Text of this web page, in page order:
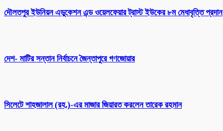
দৌলতপুর ইউনিয়ন এডুকেশন এন্ড ওয়েলফেয়ার ট্রাস্ট ইউকের ৮ম মেধাবৃত্তি প্রদান
দেশ- মাটির সন্তান নির্বাচনে জৈন্তাপুরে গণজোয়ার
সিলেটে শাহজালাল (রহ.)-এর মাজার জিয়ারত করলেন তারেক রহমান